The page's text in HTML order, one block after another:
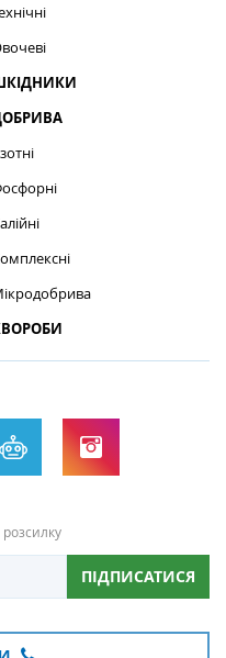
ПІДПИСАТИСЯ